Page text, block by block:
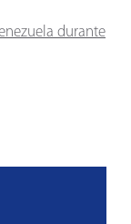
durante